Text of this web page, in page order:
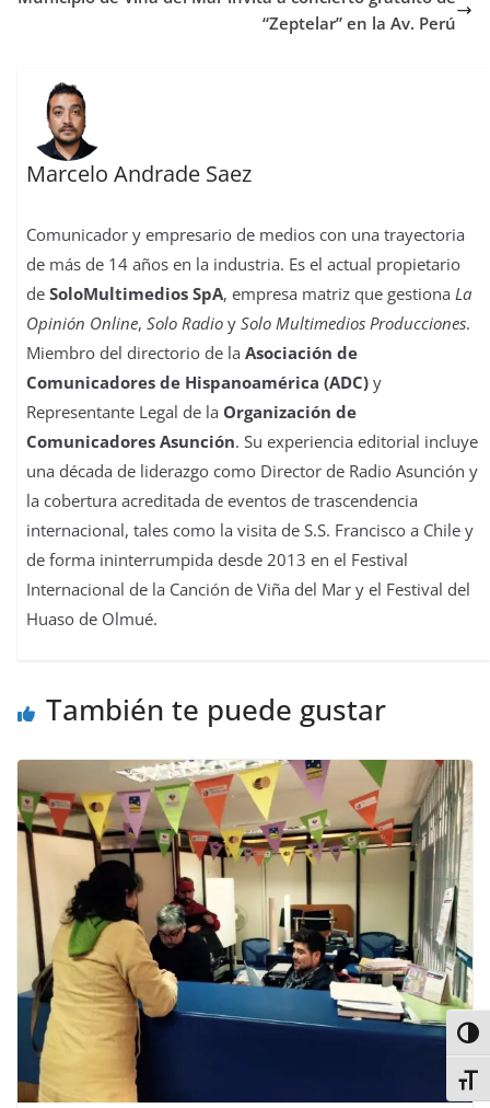
“Zeptelar” en la Av. Perú
Marcelo Andrade Saez
Comunicador y empresario de medios con una trayectoria
de más de 14 años en la industria. Es el actual propietario
deSoloMultimedios SpA, empresa matriz que gestiona La
Opinión Online,Solo Radio ySolo Multimedios Producciones.
Miembro del directorio de laAsociación de
Comunicadores de Hispanoamérica (ADC) y
Representante Legal de la Organización de
Comunicadores Asunción. Su experiencia editorial incluye
una década de liderazgo como Director de Radio Asunción y
la cobertura acreditada de eventos de trascendencia
internacional, tales como la visita de S.S. Francisco a Chile y
de forma ininterrumpida desde 2013 en el Festival
Internacional de la Canción de Viña del Mar y el Festival del
Huaso de Olmué.
También te puede gustar